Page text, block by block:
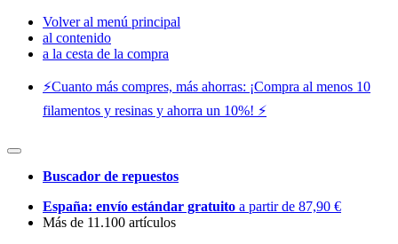
Volver al menú principal
al contenido
a la cesta de la compra
⚡️Cuanto más compres, más ahorras: ¡Compra al menos 10
filamentos y resinas y ahorra un 10%! ⚡️
Buscador de repuestos
España: envío estándar gratuito a partir de 87,90 €
Más de 11.100 artículos